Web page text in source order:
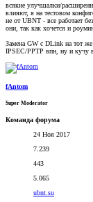
всякие улучшалки/
влияют, я на тестовом
не от UBNT - все работает
они, так как хочется и
Замена GW c DLink на тот же
IPSEC/PPTP впн, ну и кучу
fAntom
Super Moderator
Команда форума
24 Ноя 2017
7.239
443
5.065
ubnt.su